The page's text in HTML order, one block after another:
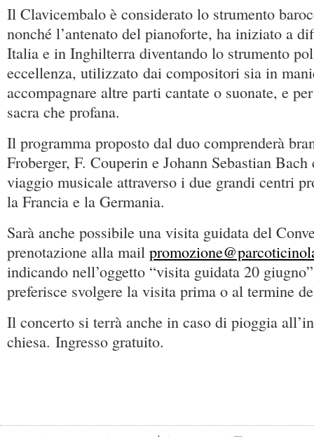
Il Clavicembalo è considerato lo strumento
nonché l’antenato del pianoforte, ha iniziato a
Italia e in Inghilterra diventando lo strumento
eccellenza, utilizzato dai compositori sia in
accompagnare altre parti cantate o suonate, e
sacra che profana.
Il programma proposto dal duo comprenderà
Froberger, F. Couperin e Johann Sebastian
viaggio musicale attraverso i due grandi centri
la Francia e la Germania.
Sarà anche possibile una visita guidata del
prenotazione alla mail
indicando nell’oggetto “visita guidata 20
preferisce svolgere la visita prima o al termine
Il concerto si terrà anche in caso di pioggia
chiesa. Ingresso gratuito.